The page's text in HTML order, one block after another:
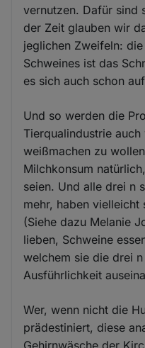
vernutzen. Dafür sind
der Zeit glauben wir
jeglichen Zweifeln:
Schweines ist das
es sich auch schon
Und so werden die
Tierqualindustrie
weißmachen zu
Milchkonsum
seien. Und alle drei n
mehr, haben
(Siehe dazu Melanie
lieben, Schweine
welchem sie die drei
Ausführlichkeit
Wer, wenn nicht die
prädestiniert, diese
Gehirnwäsche der